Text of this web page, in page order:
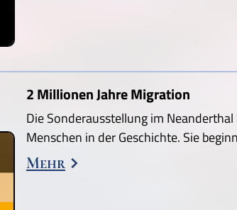
2 Millionen Jahre Migration
Die Sonderausstellung im
Menschen in der Geschichte. Sie
Mehr